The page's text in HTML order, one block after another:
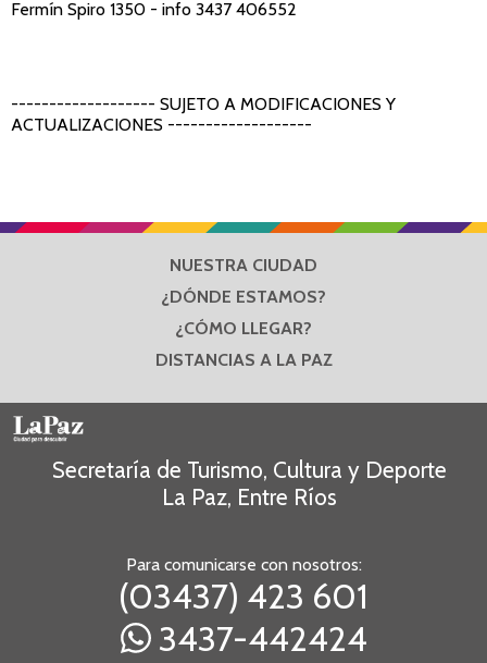
Fermín Spiro 1350 - info 3437 406552
------------------- SUJETO A MODIFICACIONES Y
ACTUALIZACIONES -------------------
NUESTRA CIUDAD
¿DÓNDE ESTAMOS?
¿CÓMO LLEGAR?
DISTANCIAS A LA PAZ
Secretaría de Turismo, Cultura y Deporte
La Paz, Entre Ríos
Para comunicarse con nosotros:
(03437) 423 601
3437-442424